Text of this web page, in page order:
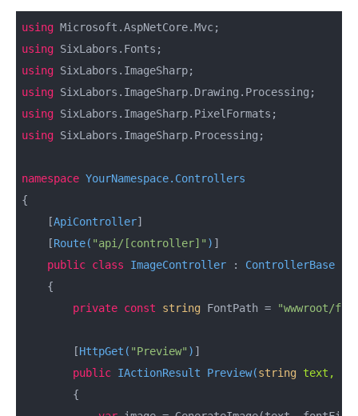
using
using
using
using
using
using SixLabors.ImageSharp.Processing;
namespace YourNamespace.Controllers
{
    [
ApiController]
    [
Route( "api/[controller]" ) ]
public class ImageController : ControllerBase
    {
private const string FontPath = "wwwroot/
        [
HttpGet( "Preview" ) ]
public IActionResult Preview(string text,
        {